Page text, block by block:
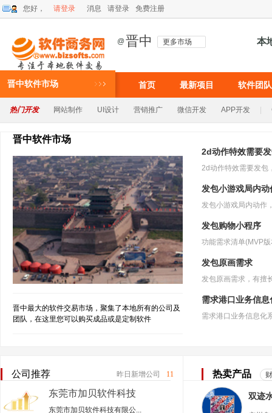
您好， 请登录 消息 请登录 免费注册
@ 晋中 更多市场 本
晋中软件市场 首页 最新项目 软件团队
热门开发 网站制作 UI设计 营销推广 微信开发 APP开发
晋中软件市场
晋中最大的软件交易市场，聚集了本地所有的公司及
团队，在这里您可以购买成品或是定制软件
2d动作特效需要
发包小游戏局内动
发包购物小程序
发包原画需求
需求港口业务信息
公司推荐 昨日新增公司 11
东莞市加贝软件科技
东莞市加贝软件科技有限公...
热卖产品